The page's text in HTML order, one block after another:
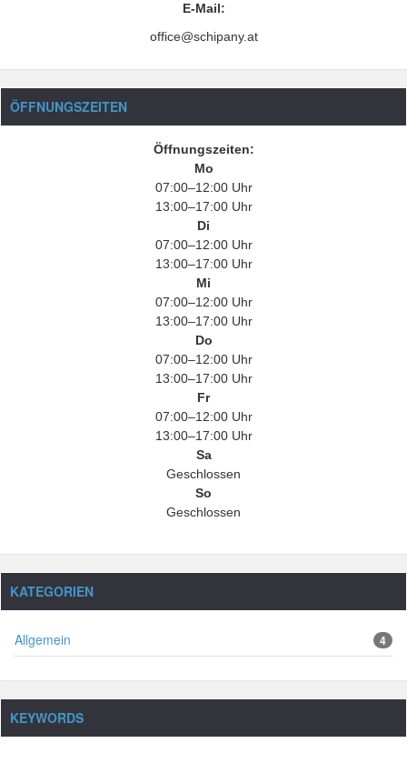
E-Mail:
office@schipany.at
ÖFFNUNGSZEITEN
Öffnungszeiten:
Mo
07:00–12:00 Uhr
13:00–17:00 Uhr
Di
07:00–12:00 Uhr
13:00–17:00 Uhr
Mi
07:00–12:00 Uhr
13:00–17:00 Uhr
Do
07:00–12:00 Uhr
13:00–17:00 Uhr
Fr
07:00–12:00 Uhr
13:00–17:00 Uhr
Sa
Geschlossen
So
Geschlossen
KATEGORIEN
Allgemein 4
KEYWORDS